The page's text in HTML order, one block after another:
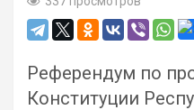
Референдум по
Конституции